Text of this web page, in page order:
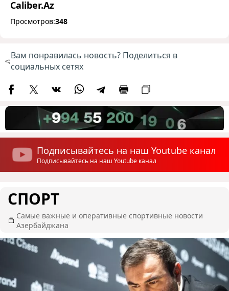
Caliber.Az
Просмотров:348
Вам понравилась новость? Поделиться в
социальных сетях
Подписывайтесь на наш Youtube канал
Подписывайтесь на наш Youtube канал
СПОРТ
Самые важные и оперативные спортивные новости
Азербайджана